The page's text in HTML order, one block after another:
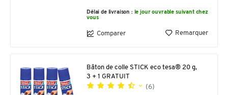
Délai de livraison : le jour ouvrable suivant chez
vous
Comparer Remarquer
Bâton de colle STICK eco tesa® 20 g,
3 + 1 GRATUIT
(6)